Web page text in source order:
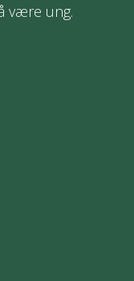
være ung.